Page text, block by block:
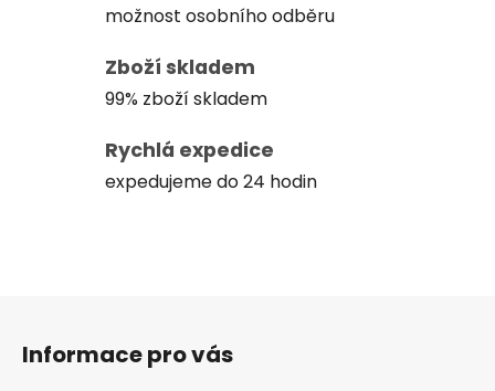
možnost osobního odběru
Zboží skladem
99% zboží skladem
Rychlá expedice
expedujeme do 24 hodin
Informace pro vás